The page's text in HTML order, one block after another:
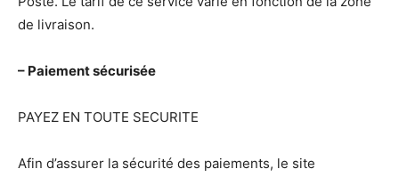
de livraison.
– Paiement sécurisée
PAYEZ EN TOUTE SECURITE
Afin d’assurer la sécurité des paiements, le site